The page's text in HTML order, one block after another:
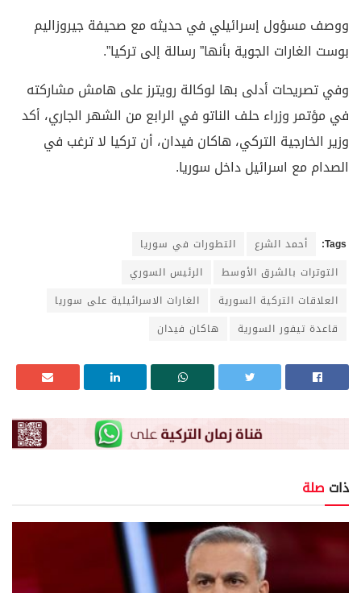
ووصف مسؤول إسرائيلي في حديثه مع صحيفة جيروزاليم
بوست الغارات الجوية بأنها” رسالة إلى تركيا”.
وفي تصريحات أدلى بها لوكالة رويترز على هامش مشاركته
في مؤتمر وزراء حلف الناتو في الرابع من الشهر الجاري، أكد
وزير الخارجية التركي، هاكان فيدان، أن تركيا لا ترغب في
الصدام مع اسرائيل داخل سوريا.
Tags: أحمد الشرع
التطورات في سوريا
التوترات بالشرق الأوسط
الرئيس السوري
العلاقات التركية السورية
الغارات الاسرائيلية على سوريا
قاعدة تيفور السورية
هاكان فيدان
ذات صلة